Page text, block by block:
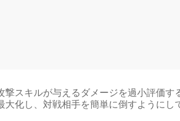
撃スキルが与えるダメージを過小評価す
大化し、対戦相手を簡単に倒すようにし